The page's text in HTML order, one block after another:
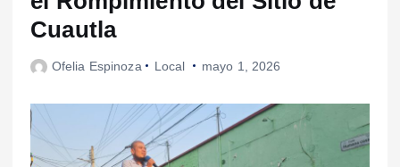
Cuautla
Ofelia Espinoza Local mayo 1, 2026